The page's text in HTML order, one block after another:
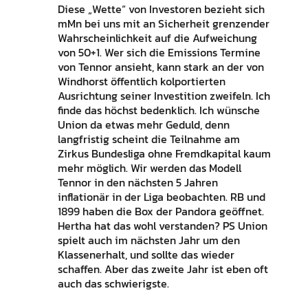
Diese „Wette“ von Investoren bezieht sich
mMn bei uns mit an Sicherheit grenzender
Wahrscheinlichkeit auf die Aufweichung
von 50+1. Wer sich die Emissions Termine
von Tennor ansieht, kann stark an der von
Windhorst öffentlich kolportierten
Ausrichtung seiner Investition zweifeln. Ich
finde das höchst bedenklich. Ich wünsche
Union da etwas mehr Geduld, denn
langfristig scheint die Teilnahme am
Zirkus Bundesliga ohne Fremdkapital kaum
mehr möglich. Wir werden das Modell
Tennor in den nächsten 5 Jahren
inflationär in der Liga beobachten. RB und
1899 haben die Box der Pandora geöffnet.
Hertha hat das wohl verstanden? PS Union
spielt auch im nächsten Jahr um den
Klassenerhalt, und sollte das wieder
schaffen. Aber das zweite Jahr ist eben oft
auch das schwierigste.